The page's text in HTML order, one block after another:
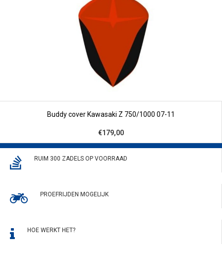
Buddy cover Kawasaki Z 750/1000 07-11
€179,00
RUIM 300 ZADELS OP VOORRAAD
PROEFRIJDEN MOGELIJK
HOE WERKT HET?